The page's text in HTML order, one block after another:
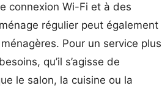
connexion Wi-Fi et à des
régulier peut également
Pour un service plus
qu’il s’agisse de
le salon, la cuisine ou la